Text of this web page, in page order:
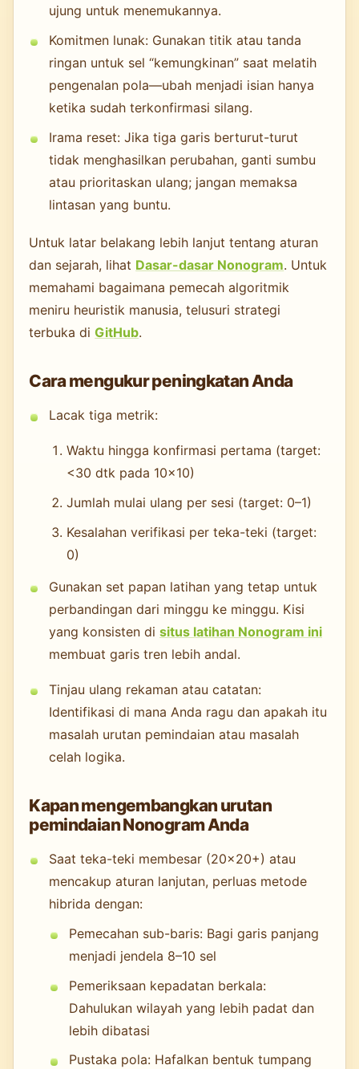
ujung untuk menemukannya.
Komitmen lunak: Gunakan titik atau tanda
ringan untuk sel “kemungkinan” saat melatih
pengenalan pola—ubah menjadi isian hanya
ketika sudah terkonfirmasi silang.
Irama reset: Jika tiga garis berturut-turut
tidak menghasilkan perubahan, ganti sumbu
atau prioritaskan ulang; jangan memaksa
lintasan yang buntu.
Untuk latar belakang lebih lanjut tentang aturan
dan sejarah, lihat Dasar-dasar Nonogram. Untuk
memahami bagaimana pemecah algoritmik
meniru heuristik manusia, telusuri strategi
terbuka diGitHub.
Cara mengukur peningkatan Anda
Lacak tiga metrik:
Waktu hingga konfirmasi pertama (target:
<30 dtk pada 10×10)
Jumlah mulai ulang per sesi (target: 0–1)
Kesalahan verifikasi per teka-teki (target:
0)
Gunakan set papan latihan yang tetap untuk
perbandingan dari minggu ke minggu. Kisi
yang konsisten di situs latihan Nonogram ini
membuat garis tren lebih andal.
Tinjau ulang rekaman atau catatan:
Identifikasi di mana Anda ragu dan apakah itu
masalah urutan pemindaian atau masalah
celah logika.
Kapan mengembangkan urutan
pemindaian Nonogram Anda
Saat teka-teki membesar (20×20+) atau
mencakup aturan lanjutan, perluas metode
hibrida dengan:
Pemecahan sub-baris: Bagi garis panjang
menjadi jendela 8–10 sel
Pemeriksaan kepadatan berkala:
Dahulukan wilayah yang lebih padat dan
lebih dibatasi
Pustaka pola: Hafalkan bentuk tumpang